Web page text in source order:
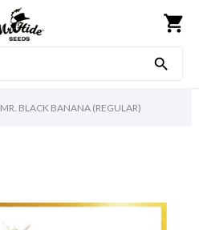
shopping_cart

MR. BLACK BANANA (REGULAR)